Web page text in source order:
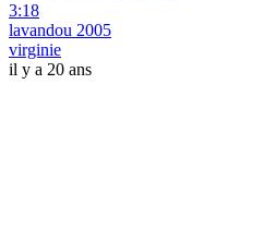
3:18
lavandou 2005
virginie
il y a 20 ans